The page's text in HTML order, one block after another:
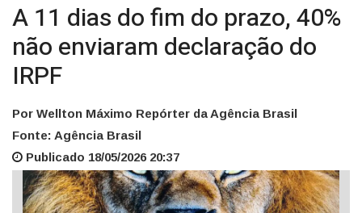
A 11 dias do fim do prazo, 40%
não enviaram declaração do
IRPF
Por Wellton Máximo Repórter da Agência Brasil
Fonte: Agência Brasil
Publicado 18/05/2026 20:37